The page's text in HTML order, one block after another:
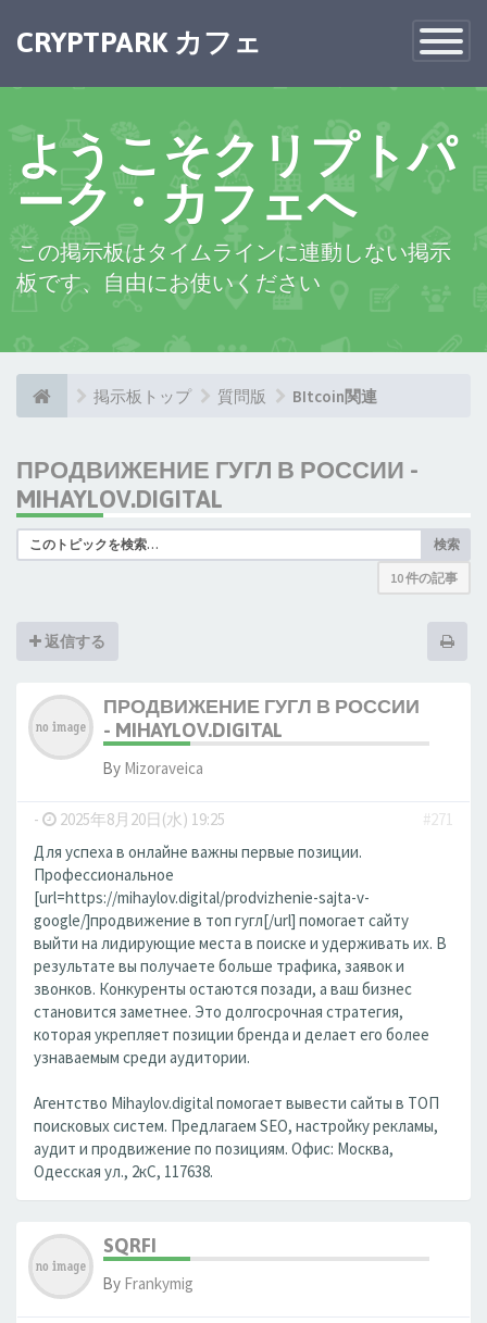
Toggle
CRYPTPARK カフェ
ようこそクリプトパ
ーク・カフェへ
この掲示板はタイムラインに連動しない掲示
板です、自由にお使いください
掲示板トップ 質問版 BItcoin関連
ПРОДВИЖЕНИЕ ГУГЛ В РОССИИ -
MIHAYLOV.DIGITAL
検索
10 件の記事
返信する
ПРОДВИЖЕНИЕ ГУГЛ В РОССИИ
- MIHAYLOV.DIGITAL
By Mizoraveica
- 2025年8月20日(水) 19:25
#271
Для успеха в онлайне важны первые позиции.
Профессиональное
[url=https://mihaylov.digital/prodvizhenie-sajta-v-
google/]продвижение в топ гугл[/url] помогает сайту
выйти на лидирующие места в поиске и удерживать их. В
результате вы получаете больше трафика, заявок и
звонков. Конкуренты остаются позади, а ваш бизнес
становится заметнее. Это долгосрочная стратегия,
которая укрепляет позиции бренда и делает его более
узнаваемым среди аудитории.
Агентство Mihaylov.digital помогает вывести сайты в ТОП
поисковых систем. Предлагаем SEO, настройку рекламы,
аудит и продвижение по позициям. Офис: Москва,
Одесская ул., 2кС, 117638.
SQRFI
By Frankymig